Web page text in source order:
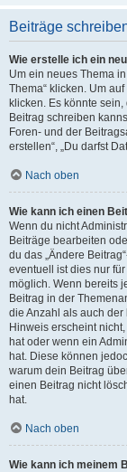
Beiträge
Wie erstelle ich ein
Um ein neues Thema
Thema“ klicken. Um
klicken. Es könnte
Beitrag schreiben
Foren- und der
erstellen“, „Du darfst
Nach oben
Wie kann ich einen
Wenn du nicht
Beiträge bearbeiten
du das „Ändere
eventuell ist dies nur
möglich. Wenn bereits
Beitrag in der
die Anzahl als auch
Hinweis erscheint
hat oder wenn ein
hat. Diese können
warum dein Beitrag
einen Beitrag nicht
hat.
Nach oben
Wie kann ich meinem